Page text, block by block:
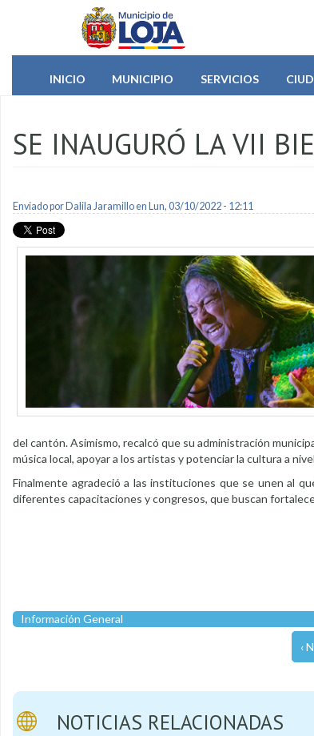
Pasar al contenido principal
INICIO
MUNICIPIO SERVICIOS
SE INAUGURÓ LA VII
Enviado por Dalila Jaramilloen Lun, 03/10/2022 - 12:11
del cantón. Asimismo, recalcó que su administración
música local, apoyar a los artistas y potenciar la cultura a
Finalmente agradeció a las instituciones que se unen al
diferentes capacitaciones y congresos, que buscan
Información General
‹
NOTICIAS RELACIONADAS